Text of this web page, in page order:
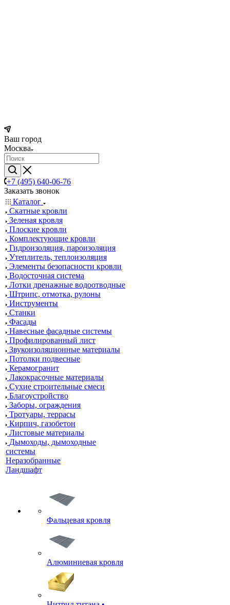
Ваш город
Москва
+7 (495) 640-06-76
Заказать звонок
Каталог
Скатные кровли
Зеленая кровля
Плоские кровли
Комплектующие кровли
Гидроизоляция, пароизоляция
Утеплитель, теплоизоляция
Элементы безопасности кровли
Водосточная система
Лотки дренажные водоотводные
Штрипс, отмотка, рулоны
Инструменты
Станки
Фасады
Навесные фасадные системы
Профилированный лист
Звукоизоляционные материалы
Потолки подвесные
Керамогранит
Лакокрасочные материалы
Сухие строительные смеси
Благоустройство
Заборы, ограждения
Тротуары, террасы
Кирпич, газобетон
Листовые материалы
Дымоходы, дымоходные
системы
Неразобранные
Ландшафт
Фальцевая кровля
Алюминиевая кровля